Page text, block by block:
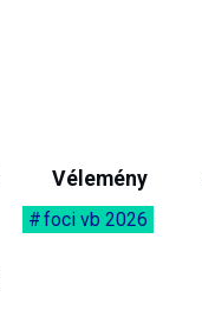
Vélemény
foci vb 2026